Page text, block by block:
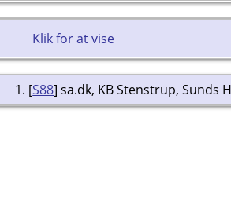
Klik for at vise
[S88] sa.dk, KB Stenstrup, Sunds